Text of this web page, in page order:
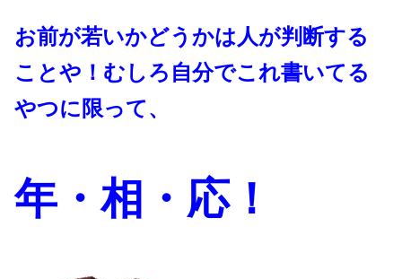
お前が若いかどうかは人が判断する
ことや！ むしろ自分でこれ書いてる
やつに限って、
年・相・応！